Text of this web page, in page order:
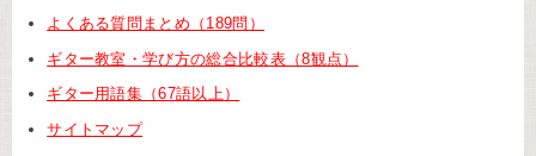
よくある質問まとめ（189問）
ギター教室・学び方の総合比較表（8観点）
ギター用語集（67語以上）
サイトマップ